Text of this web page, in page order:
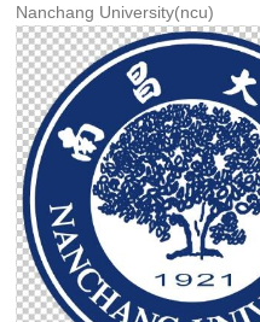
Nanchang University(ncu)